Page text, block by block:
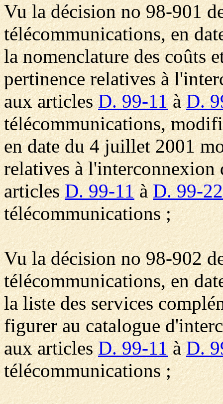
Vu la décision no 98-901
télécommunications, en
la nomenclature des coûts
pertinence relatives à
aux articlesD. 99-11àD.
télécommunications,
en date du 4 juillet 2001
relatives à l'interconnexion
articlesD. 99-11àD. 99-22
télécommunications ;
Vu la décision no 98-902
télécommunications, en
la liste des services
figurer au catalogue
aux articlesD. 99-11àD.
télécommunications ;